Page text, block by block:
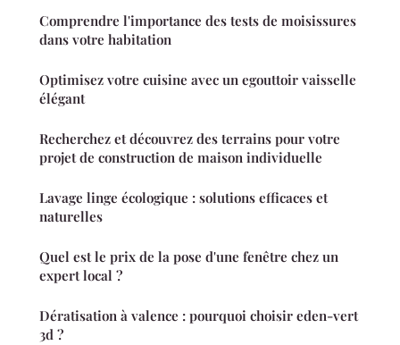
Comprendre l'importance des tests de moisissures
dans votre habitation
Optimisez votre cuisine avec un egouttoir vaisselle
élégant
Recherchez et découvrez des terrains pour votre
projet de construction de maison individuelle
Lavage linge écologique : solutions efficaces et
naturelles
Quel est le prix de la pose d'une fenêtre chez un
expert local ?
Dératisation à valence : pourquoi choisir eden-vert
3d ?